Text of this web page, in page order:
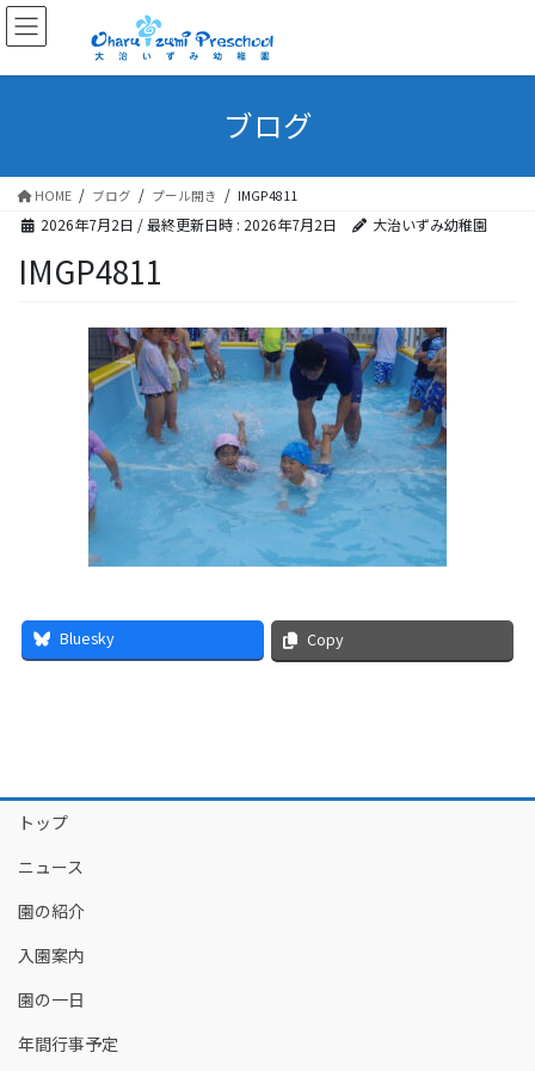
ブログ
HOME ブログ プール開き IMGP4811
2026年7月2日 / 最終更新日時 : 2026年7月2日 大治いずみ幼稚園
IMGP4811
Bluesky Copy
トップ
ニュース
園の紹介
入園案内
園の一日
年間行事予定